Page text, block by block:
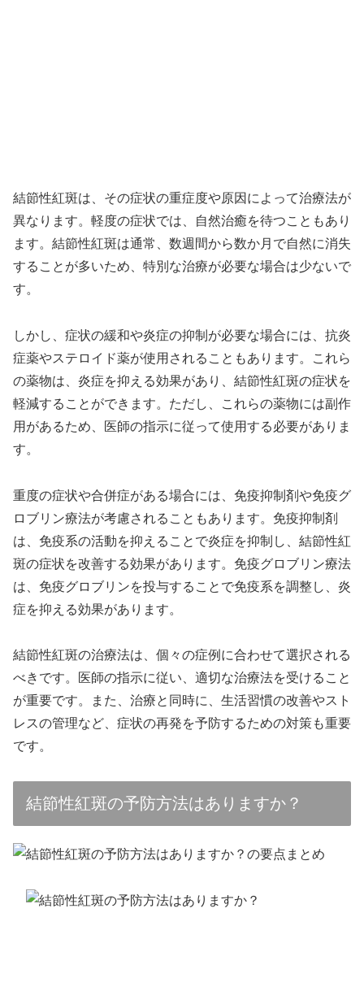
結節性紅斑は、その症状の重症度や原因によって治療法が
異なります。軽度の症状では、自然治癒を待つこともあり
ます。結節性紅斑は通常、数週間から数か月で自然に消失
することが多いため、特別な治療が必要な場合は少ないで
す。
しかし、症状の緩和や炎症の抑制が必要な場合には、抗炎
症薬やステロイド薬が使用されることもあります。これら
の薬物は、炎症を抑える効果があり、結節性紅斑の症状を
軽減することができます。ただし、これらの薬物には副作
用があるため、医師の指示に従って使用する必要がありま
す。
重度の症状や合併症がある場合には、免疫抑制剤や免疫グ
ロブリン療法が考慮されることもあります。免疫抑制剤
は、免疫系の活動を抑えることで炎症を抑制し、結節性紅
斑の症状を改善する効果があります。免疫グロブリン療法
は、免疫グロブリンを投与することで免疫系を調整し、炎
症を抑える効果があります。
結節性紅斑の治療法は、個々の症例に合わせて選択される
べきです。医師の指示に従い、適切な治療法を受けること
が重要です。また、治療と同時に、生活習慣の改善やスト
レスの管理など、症状の再発を予防するための対策も重要
です。
結節性紅斑の予防方法はありますか？